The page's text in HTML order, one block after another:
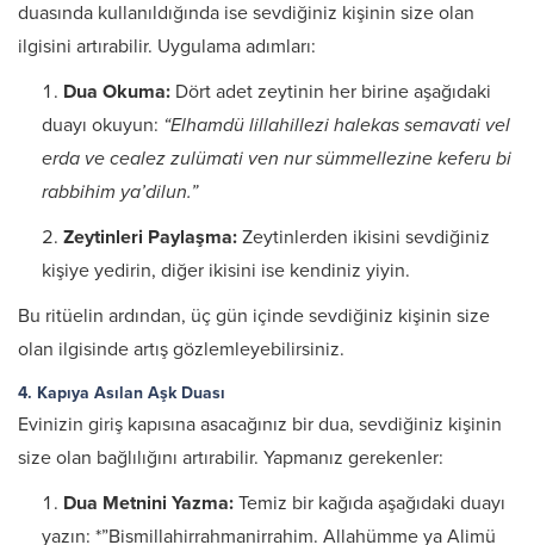
duasında kullanıldığında ise sevdiğiniz kişinin size olan
ilgisini artırabilir. Uygulama adımları:​
Dua Okuma: Dört adet zeytinin her birine aşağıdaki
duayı okuyun:​ “Elhamdü lillahillezi halekas semavati vel
erda ve cealez zulümati ven nur sümmellezine keferu bi
rabbihim ya’dilun.”
Zeytinleri Paylaşma: Zeytinlerden ikisini sevdiğiniz
kişiye yedirin, diğer ikisini ise kendiniz yiyin.​
Bu ritüelin ardından, üç gün içinde sevdiğiniz kişinin size
olan ilgisinde artış gözlemleyebilirsiniz. ​
4. Kapıya Asılan Aşk Duası
Evinizin giriş kapısına asacağınız bir dua, sevdiğiniz kişinin
size olan bağlılığını artırabilir. Yapmanız gerekenler:​
Dua Metnini Yazma: Temiz bir kağıda aşağıdaki duayı
yazın:​ *”Bismillahirrahmanirrahim. Allahümme ya Alimü